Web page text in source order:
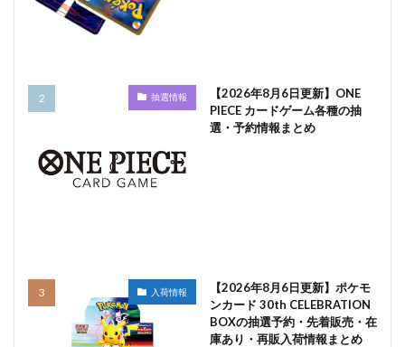
抽選情報
【2026年8月6日更新】ONE
PIECE カードゲーム各種の抽
選・予約情報まとめ
入荷情報
【2026年8月6日更新】ポケモ
ンカード 30th CELEBRATION
BOXの抽選予約・先着販売・在
庫あり・再販入荷情報まとめ